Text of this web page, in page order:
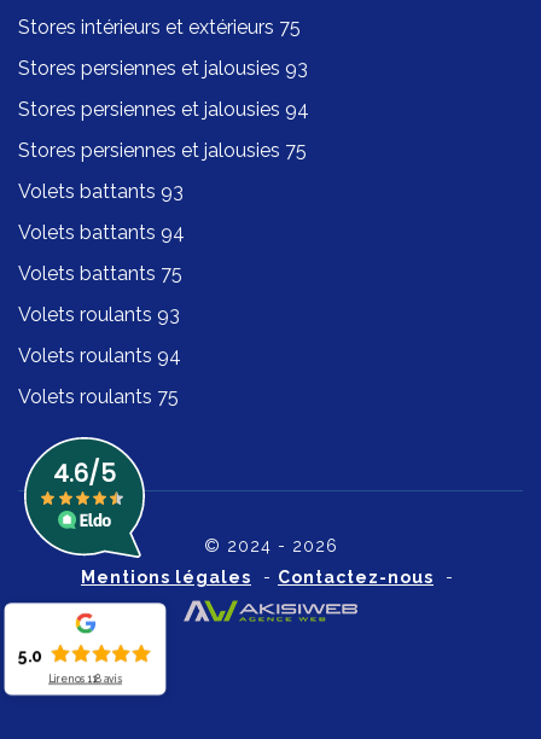
Stores intérieurs et extérieurs 75
Stores persiennes et jalousies 93
Stores persiennes et jalousies 94
Stores persiennes et jalousies 75
Volets battants 93
Volets battants 94
Volets battants 75
Volets roulants 93
Volets roulants 94
Volets roulants 75
© 2024 - 2026
Mentions légales - Contactez-nous -
5.0
Lire nos 118 avis